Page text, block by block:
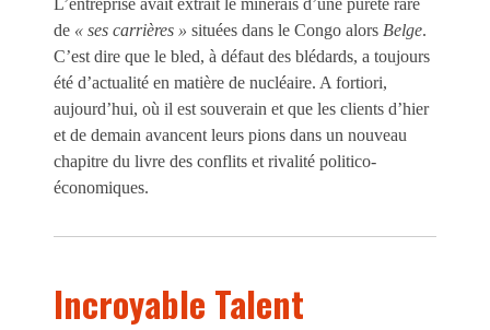
de « ses carrières » situées dans le Congo alors Belge.
C’est dire que le bled, à défaut des blédards, a toujours
été d’actualité en matière de nucléaire. A fortiori,
aujourd’hui, où il est souverain et que les clients d’hier
et de demain avancent leurs pions dans un nouveau
chapitre du livre des conflits et rivalité politico-
économiques.
Incroyable Talent